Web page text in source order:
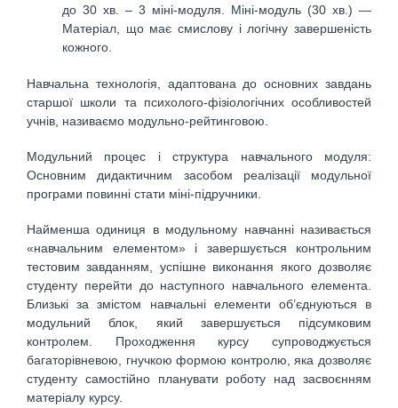
до 30 хв. – 3 міні-модуля. Міні-модуль (30 хв.) —
Матеріал, що має смислову і логічну завершеність
кожного.
Навчальна технологія, адаптована до основних завдань
старшої школи та психолого-фізіологічних особливостей
учнів, називаємо модульно-рейтинговою.
Модульний процес і структура навчального модуля:
Основним дидактичним засобом реалізації модульної
програми повинні стати міні-підручники.
Найменша одиниця в модульному навчанні називається
«навчальним елементом» і завершується контрольним
тестовим завданням, успішне виконання якого дозволяє
студенту перейти до наступного навчального елемента.
Близькі за змістом навчальні елементи об’єднуються в
модульний блок, який завершується підсумковим
контролем. Проходження курсу супроводжується
багаторівневою, гнучкою формою контролю, яка дозволяє
студенту самостійно планувати роботу над засвоєнням
матеріалу курсу.